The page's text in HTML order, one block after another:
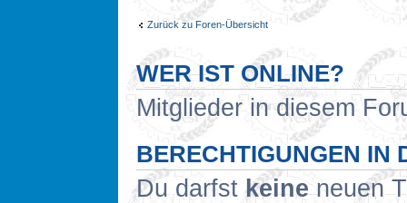
Zurück zu Foren-Übersicht
WER IST ONLINE?
Mitglieder in diesem
BERECHTIGUNGEN IN
Du darfst keineneuen